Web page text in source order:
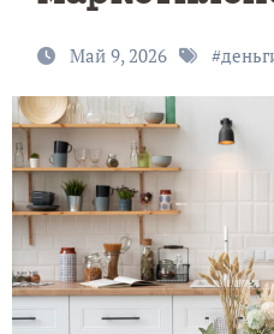
Май 9, 2026 #